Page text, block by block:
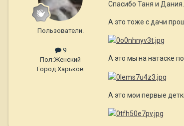
Пользователи.
9
Пол:Женский
Город:Харьков
Спасибо Таня и Дания.
А это тоже с дачи
А это мы на натаске
А это мои первые